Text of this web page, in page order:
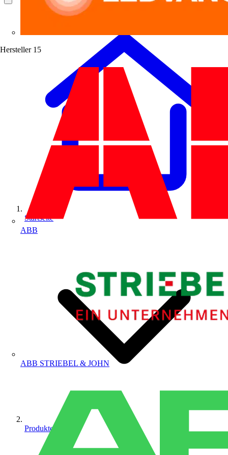
Hersteller 15
ABB
ABB STRIEBEL & JOHN
Startseite
Produkte